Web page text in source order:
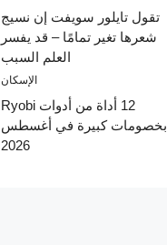
تقول تايلور سويفت إن نسيج
شعرها تغير تمامًا – قد يفسر
العلم السبب
الإسكان
12 أداة من أدوات Ryobi
بخصومات كبيرة في أغسطس
2026